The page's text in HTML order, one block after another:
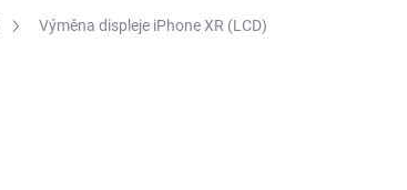
Výměna displeje iPhone XR (LCD)